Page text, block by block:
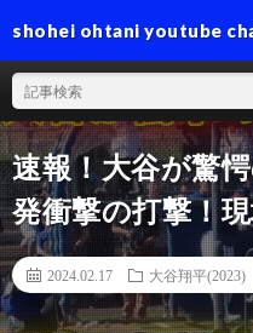
shohei ohtani youtube
速報！大谷が驚
発衝撃の打撃！
2024.02.17 大谷翔平(2023)